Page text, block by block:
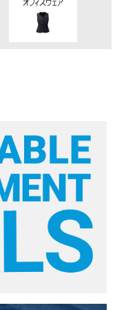
サポート
させていただい